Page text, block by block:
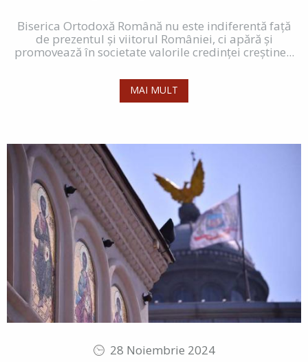
Biserica Ortodoxă Română nu este indiferentă față
de prezentul și viitorul României, ci apără și
promovează în societate valorile credinței creștine...
MAI MULT
28 Noiembrie 2024